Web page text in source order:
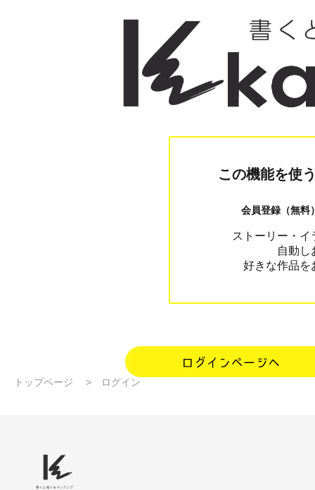
この機能を使
会員登録（無料
ストーリー・
自動し
好きな作品を
トップページ ログイン